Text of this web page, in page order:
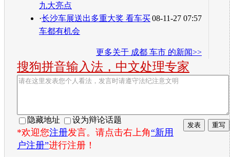
九大亮点
08-11-27 07:57
·长沙车展送出多重大奖 看车买
车都有机会
更多关于 成都 车市 的新闻>>
搜狗拼音输入法，中文处理专家
隐藏地址 设为辩论话题
*欢迎您注册发言。请点击右上角“新用
户注册”进行注册！